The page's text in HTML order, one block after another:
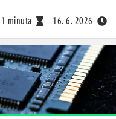
1 minuta 16. 6. 2026